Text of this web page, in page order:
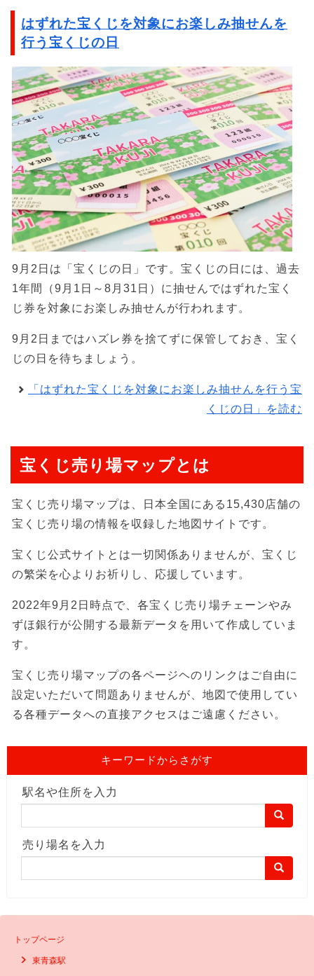
はずれた宝くじを対象にお楽しみ抽せんを
行う宝くじの日
9月2日は「宝くじの日」です。宝くじの日には、過去
1年間（9月1日～8月31日）に抽せんではずれた宝く
じ券を対象にお楽しみ抽せんが行われます。
9月2日まではハズレ券を捨てずに保管しておき、宝く
じの日を待ちましょう。
「はずれた宝くじを対象にお楽しみ抽せんを行う宝
くじの日」を読む
宝くじ売り場マップとは
宝くじ売り場マップは、日本全国にある15,430店舗の
宝くじ売り場の情報を収録した地図サイトです。
宝くじ公式サイトとは一切関係ありませんが、宝くじ
の繁栄を心よりお祈りし、応援しています。
2022年9月2日時点で、各宝くじ売り場チェーンやみ
ずほ銀行が公開する最新データを用いて作成していま
す。
宝くじ売り場マップの各ページヘのリンクはご自由に
設定いただいて問題ありませんが、地図で使用してい
る各種データへの直接アクセスはご遠慮ください。
キーワードからさがす
駅名や住所を入力
売り場名を入力
トップページ
東青森駅